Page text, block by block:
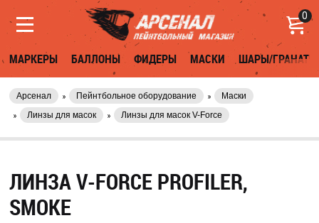
0
МАРКЕРЫ БАЛЛОНЫ ФИДЕРЫ МАСКИ ШАРЫ/ГРАНАТЫ
Арсенал Пейнтбольное оборудование
Маски
Линзы для масок
Линзы для масок V-Force
ЛИНЗА V-FORCE PROFILER,
SMOKE